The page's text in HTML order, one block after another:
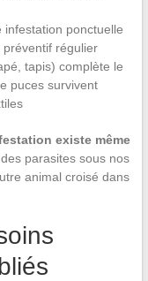
ponctuelle
régulier
tapis) complète le
puces survivent
existe même
parasites sous nos
animal croisé dans